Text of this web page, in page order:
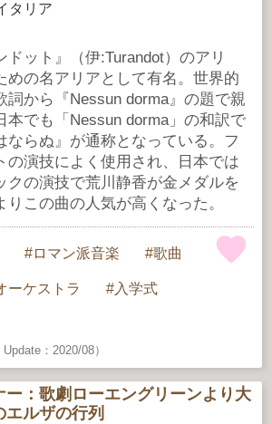
タリア
ドット』（伊:Turandot）のアリ
めの名アリアとして有名。世界的
詞から『Nessun dorma』の題で親
本でも「Nessun dorma」の和訳で
ならぬ』が通称となっている。フ
の演技によく使用され、日本では
クの演技で荒川静香が金メダルを
この曲の人気が高くなった。
ロマン派音楽 歌曲
ーケストラ 入学式
：2020/08）
ー：歌劇ローエングリーンより大
エルザの行列